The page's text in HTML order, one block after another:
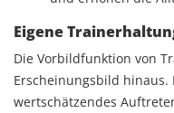
Eigene
Die Vorbildfunktion von
Erscheinungsbild
wertschätzendes